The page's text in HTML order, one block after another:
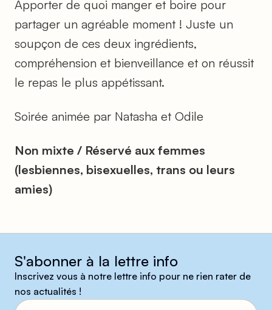
Apporter de quoi manger et boire pour
partager un agréable moment ! Juste un
soupçon de ces deux ingrédients,
compréhension et bienveillance et on réussit
le repas le plus appétissant.
Soirée animée par Natasha et Odile
Non mixte / Réservé aux femmes
(lesbiennes, bisexuelles, trans ou leurs
amies)
S'abonner à la lettre info
Inscrivez vous à notre lettre info pour ne rien rater de
nos actualités !